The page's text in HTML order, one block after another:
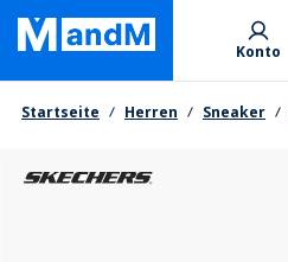
Skip
main
content
Primary departments
Konto
Brotkrumen
Startseite Herren Sneaker